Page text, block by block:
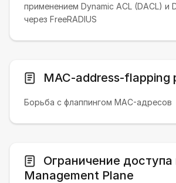
применением Dynamic ACL (DACL) и
через FreeRADIUS
MAC-address-flapping
Борьба с флаппингом MAC-адресов
Ограничение доступа
Management Plane